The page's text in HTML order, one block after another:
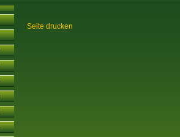
Seite drucken